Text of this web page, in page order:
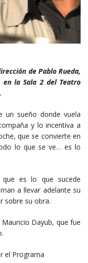
de Pablo Rueda,
la Sala 2 del Teatro
un sueño donde vuela
y lo incentiva a
que se convierte en
lo que se ve… es lo
que es lo que sucede
a llevar adelante su
sobre su obra.
Dayub, que fue
el Programa